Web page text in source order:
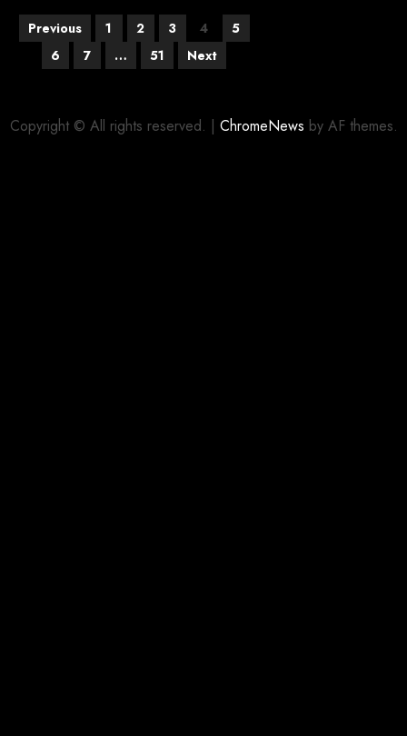
Previous 1 2 3 4
5
6
7 … 51 Next
Copyright © All rights reserved. | ChromeNews by AF themes.